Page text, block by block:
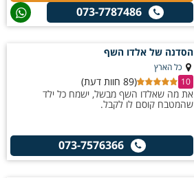
073-7787486
הסדנה של אלדו השף
כל הארץ
10
(89 חוות דעת)
את מה שאלדו השף מבשל, ישמח כל ילד
שהמטבח קוסם לו לקבל.
073-7576366